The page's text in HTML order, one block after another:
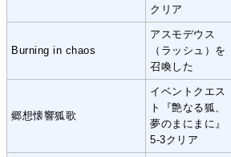
クリア
Burning in chaos
アスモデウス
（ラッシュ）を
召喚した
郷想懐響狐歌
イベントクエス
ト『艶なる狐、
夢のまにまに』
5-3クリア